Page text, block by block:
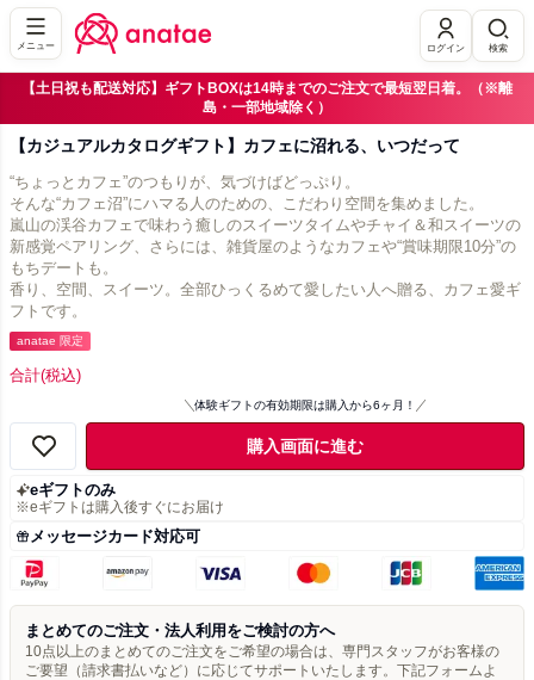
メニュー ログイン 検索
【土日祝も配送対応】ギフトBOXは14時までのご注文で最短翌日着。（※離
島・一部地域除く）
【カジュアルカタログギフト】カフェに沼れる、いつだって
“ちょっとカフェ”のつもりが、気づけばどっぷり。
そんな“カフェ沼”にハマる人のための、こだわり空間を集めました。
嵐山の渓谷カフェで味わう癒しのスイーツタイムやチャイ＆和スイーツの
新感覚ペアリング、さらには、雑貨屋のようなカフェや“賞味期限10分”の
もちデートも。
香り、空間、スイーツ。全部ひっくるめて愛したい人へ贈る、カフェ愛ギ
フトです。
anatae 限定
合計(税込)
体験ギフトの有効期限は購入から6ヶ月！
購入画面に進む
eギフトのみ
※eギフトは購入後すぐにお届け
メッセージカード対応可
まとめてのご注文・法人利用をご検討の方へ
10点以上のまとめてのご注文をご希望の場合は、専門スタッフがお客様の
ご要望（請求書払いなど）に応じてサポートいたします。下記フォームよ